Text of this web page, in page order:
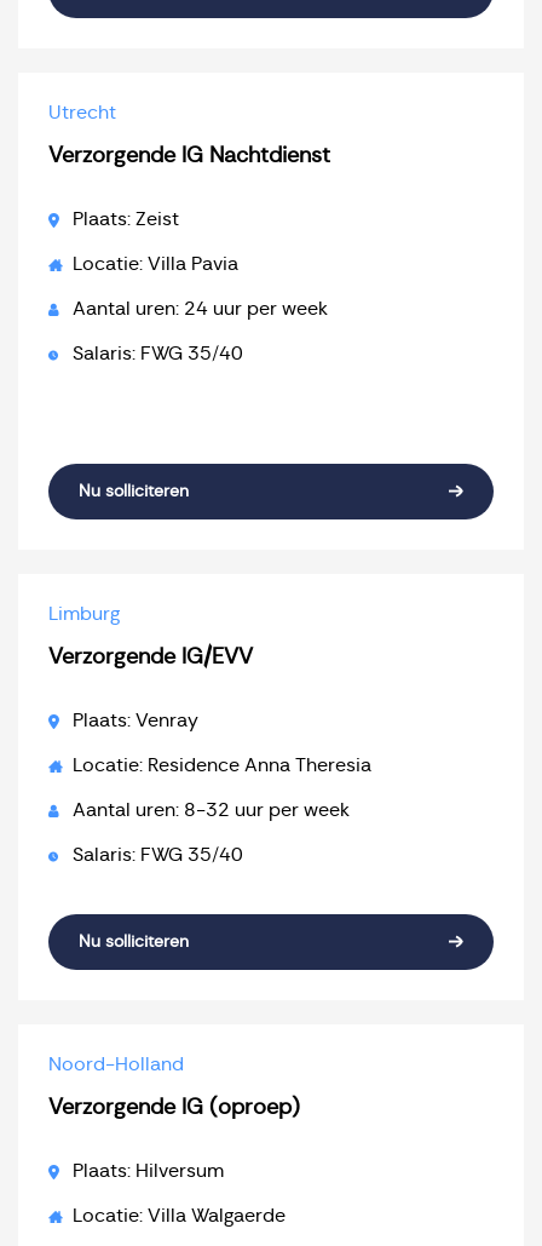
Utrecht
Verzorgende IG Nachtdienst
Plaats: Zeist
Locatie: Villa Pavia
Aantal uren: 24 uur per week
Salaris: FWG 35/40
Nu solliciteren
Limburg
Verzorgende IG/EVV
Plaats: Venray
Locatie: Residence Anna Theresia
Aantal uren: 8-32 uur per week
Salaris: FWG 35/40
Nu solliciteren
Noord-Holland
Verzorgende IG (oproep)
Plaats: Hilversum
Locatie: Villa Walgaerde